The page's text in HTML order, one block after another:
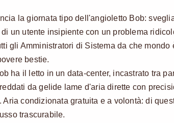
la giornata tipo dell'angioletto Bob:
un utente insipiente con un problema
gli Amministratori di Sistema da che mondo
bestie.
ha il letto in un data-center, incastrato tra
da gelide lame d'aria dirette con
Aria condizionata gratuita e a volontà: di
trascurabile.